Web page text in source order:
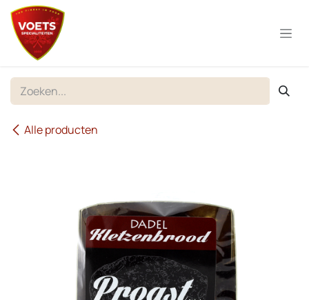
Overslaan naar inhoud
Alle producten